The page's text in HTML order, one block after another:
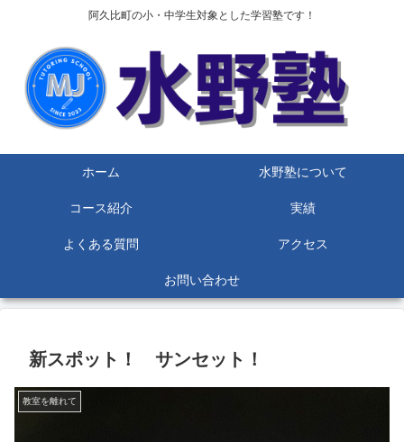
阿久比町の小・中学生対象とした学習塾です！
ホーム 水野塾について
コース紹介 実績
よくある質問 アクセス
お問い合わせ
新スポット！ サンセット！
教室を離れて